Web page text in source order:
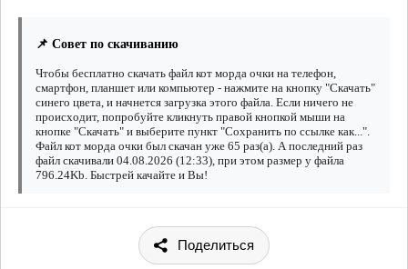
📌 Совет по скачиванию
Чтобы бесплатно скачать файл кот морда очки на телефон,
смартфон, планшет или компьютер - нажмите на кнопку "Скачать"
синего цвета, и начнется загрузка этого файла. Если ничего не
происходит, попробуйте кликнуть правой кнопкой мыши на
кнопке "Скачать" и выберите пункт "Сохранить по ссылке как...".
Файл кот морда очки был скачан уже 65 раз(а). А последний раз
файл скачивали 04.08.2026 (12:33), при этом размер у файла
796.24Kb. Быстрей качайте и Вы!
Поделиться